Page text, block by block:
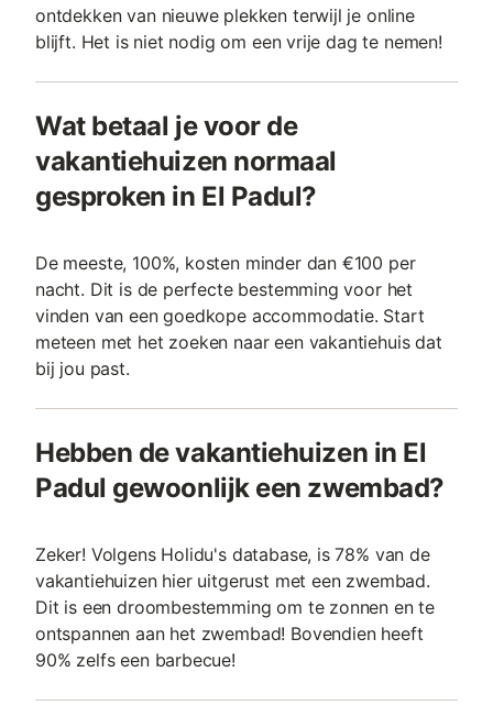
ontdekken van nieuwe plekken terwijl je online
blijft. Het is niet nodig om een vrije dag te nemen!
Wat betaal je voor de
vakantiehuizen normaal
gesproken in El Padul?
De meeste, 100%, kosten minder dan €100 per
nacht. Dit is de perfecte bestemming voor het
vinden van een goedkope accommodatie. Start
meteen met het zoeken naar een vakantiehuis dat
bij jou past.
Hebben de vakantiehuizen in El
Padul gewoonlijk een zwembad?
Zeker! Volgens Holidu's database, is 78% van de
vakantiehuizen hier uitgerust met een zwembad.
Dit is een droombestemming om te zonnen en te
ontspannen aan het zwembad! Bovendien heeft
90% zelfs een barbecue!